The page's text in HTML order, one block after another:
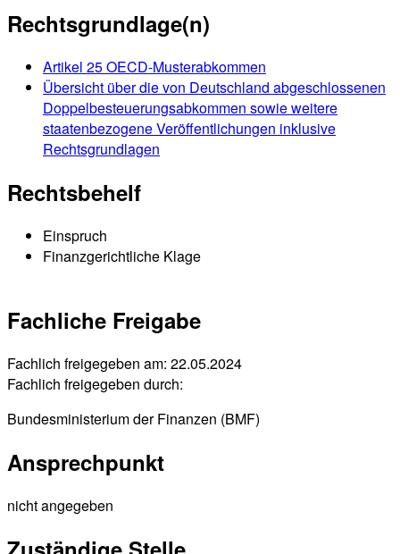
Rechtsgrundlage(n)
Artikel 25 OECD-Musterabkommen
Übersicht über die von Deutschland abgeschlossenen
Doppelbesteuerungsabkommen sowie weitere
staatenbezogene Veröffentlichungen inklusive
Rechtsgrundlagen
Rechtsbehelf
Einspruch
Finanzgerichtliche Klage
Fachliche Freigabe
Fachlich freigegeben am: 22.05.2024
Fachlich freigegeben durch:
Bundesministerium der Finanzen (BMF)
Ansprechpunkt
nicht angegeben